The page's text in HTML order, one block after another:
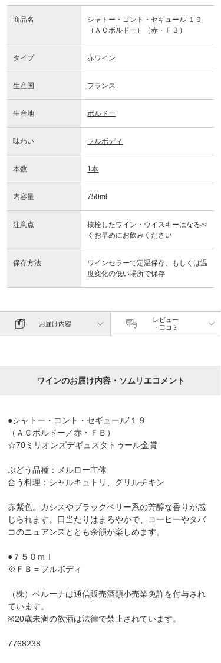
商品名
シャトー・コント・セギュール’１９
（ＡＣボルドー）（赤・ＦＢ）
タイプ 赤ワイン
生産国 フランス
生産地 ボルドー
味わい フルボディ
本数 1本
内容量 750ml
注意点
抜栓したワイン・ウイスキーはなるべ
くお早めにお飲みください
保存方法
ワインセラーで定温保存、もしくは温
度変化の低い場所で保存
お届け内容
レビュー
・口コミ
ワインのお届け内容・ソムリエコメント
●シャトー・コント・セギュール’１９
（ＡＣボルドー／赤・ＦＢ）
☆70ミリオンズデギュスタトゥール金賞
ぶどう品種：メルロー主体
合う料理：シャルキュトリ、グリルチキン
赤紫色。カシスやブラックベリー系の芳醇な香りが感
じられます。口当たりはまろやかで、コーヒーやタバ
コのニュアンスととも余韻が楽しめます。
●７５０ｍｌ
※ＦＢ＝フルボディ
（株）ベルーナは通信販売酒類小売業免許を付与され
ています。
※20歳未満の飲酒は法律で禁止されています。
7768238